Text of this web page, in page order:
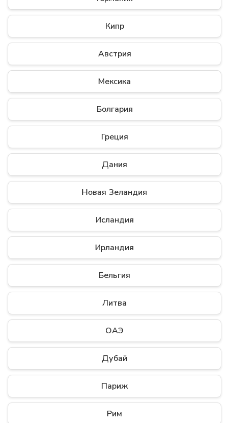
Кипр
Австрия
Мексика
Болгария
Греция
Дания
Новая Зеландия
Исландия
Ирландия
Бельгия
Литва
ОАЭ
Дубай
Париж
Рим